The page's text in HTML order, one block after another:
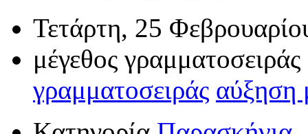
Τετάρτη, 25
μέγεθος γραμματοσειράς
γραμματοσειράς αύξηση